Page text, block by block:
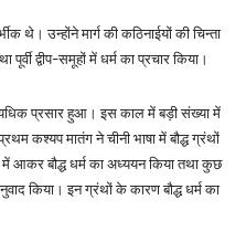
थे। उन्होंने मार्ग की कठिनाईयों की चिन्ता
पूर्वी द्वीप-समूहों में धर्म का प्रचार किया।
प्रसार हुआ। इस काल में बड़ी संख्या में
कश्यप मातंग ने चीनी भाषा में बौद्ध ग्रंथों
में आकर बौद्ध धर्म का अध्ययन किया तथा कुछ
किया। इन ग्रंथों के कारण बौद्ध धर्म का